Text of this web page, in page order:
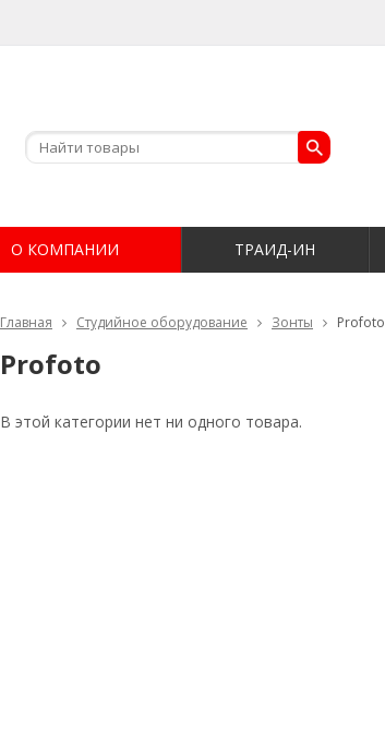
О КОМПАНИИ ТРАИД-ИН
Главная Студийное оборудование Зонты Profoto
Profoto
В этой категории нет ни одного товара.